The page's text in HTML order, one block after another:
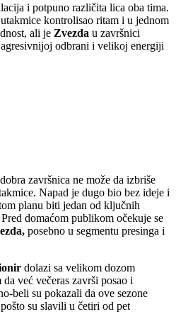
i potpuno različita lica oba tima.
kontrolisao ritam i u jednom
ali je Zvezda u završnici
odbrani i velikoj energiji
završnica ne može da izbriše
Napad je dugo bio bez ideje i
planu biti jedan od ključnih
domaćom publikom očekuje se
posebno u segmentu presinga i
dolazi sa velikom dozom
već večeras završi posao i
beli su pokazali da ove sezone
su slavili u četiri od pet